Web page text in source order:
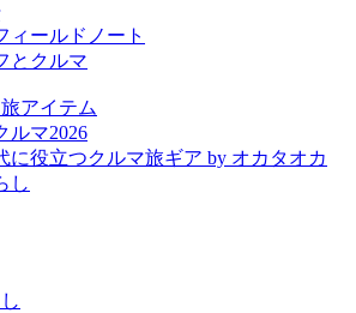
ィールドノート
とクルマ
アイテム
ルマ2026
に役立つクルマ旅ギア by オカタオカ
し